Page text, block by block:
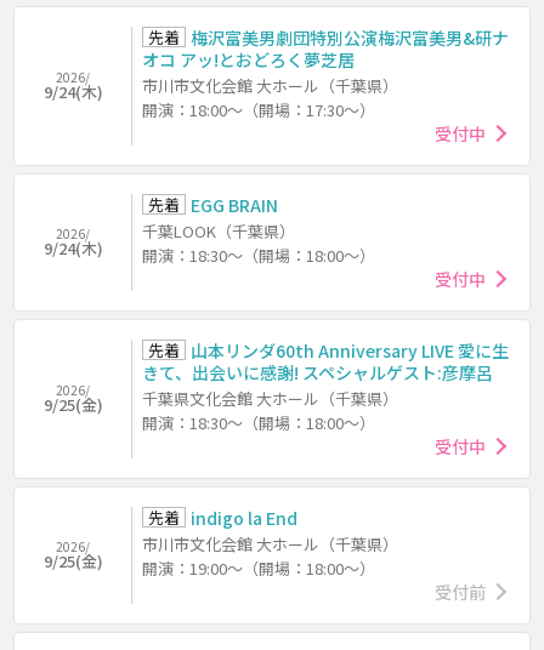
2026/
9/24(木)
先着 梅沢富美男劇団特別公演梅沢富美男&研ナ
オコ アッ!とおどろく夢芝居
市川市文化会館 大ホール（千葉県）
開演：18:00～（開場：17:30～）
受付中
2026/
9/24(木)
先着 EGG BRAIN
千葉LOOK（千葉県）
開演：18:30～（開場：18:00～）
受付中
2026/
9/25(金)
先着 山本リンダ60th Anniversary LIVE 愛に生
きて、出会いに感謝! スペシャルゲスト:彦摩呂
千葉県文化会館 大ホール（千葉県）
開演：18:30～（開場：18:00～）
受付中
2026/
9/25(金)
先着 indigo la End
市川市文化会館 大ホール（千葉県）
開演：19:00～（開場：18:00～）
受付前